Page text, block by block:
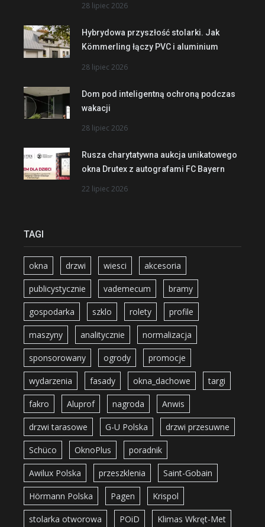
28 lipiec 2026
Hybrydowa przyszłość stolarki. Jak
Kömmerling łączy PVC i aluminium
28 lipiec 2026
Dom pod inteligentną ochroną podczas
wakacji
28 lipiec 2026
Rusza charytatywna aukcja unikatowego
okna Drutex z autografami FC Bayern
22 lipiec 2026
TAGI
okna drzwi wiesci akcesoria
publicystycznie vademecum bramy
gospodarka szklo rolety profile
maszyny analitycznie normalizacja
sponsorowany ogrody promocje
wydarzenia fasady okna_dachowe targi
fakro Aluprof nagroda Anwis
drzwi tarasowe G-U Polska drzwi przesuwne
Schüco OknoPlus poradnik
Awilux Polska przeszklenia Saint-Gobain
Hörmann Polska Pagen Krispol
stolarka otworowa POiD Klimas Wkręt-Met